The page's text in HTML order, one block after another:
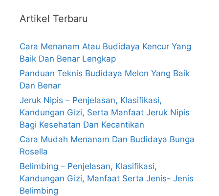
Artikel Terbaru
Cara Menanam Atau Budidaya Kencur Yang
Baik Dan Benar Lengkap
Panduan Teknis Budidaya Melon Yang Baik
Dan Benar
Jeruk Nipis – Penjelasan, Klasifikasi,
Kandungan Gizi, Serta Manfaat Jeruk Nipis
Bagi Kesehatan Dan Kecantikan
Cara Mudah Menanam Dan Budidaya Bunga
Rosella
Belimbing – Penjelasan, Klasifikasi,
Kandungan Gizi, Manfaat Serta Jenis- Jenis
Belimbing